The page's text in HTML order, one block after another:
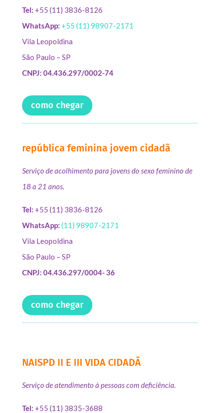
Tel: +55 (11) 3836-8126
WhatsApp: +55 (11) 98907-2171
Vila Leopoldina
São Paulo – SP
CNPJ: 04.436.297/0002-74
como chegar
república feminina jovem cidadã
Serviço de acolhimento para jovens do sexo feminino de
18 a 21 anos.
Tel: +55 (11) 3836-8126
WhatsApp: (11) 98907-2171
Vila Leopoldina
São Paulo – SP
CNPJ: 04.436.297/0004- 36
como chegar
NAISPD II E III VIDA CIDADÃ
Serviço de atendimento à pessoas com deficiência.
Tel: +55 (11) 3835-3688